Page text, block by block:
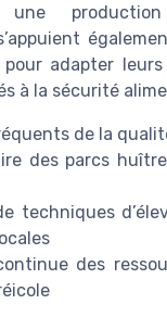
une
adapter
à la sécurité
de la
des parcs
techniques
des